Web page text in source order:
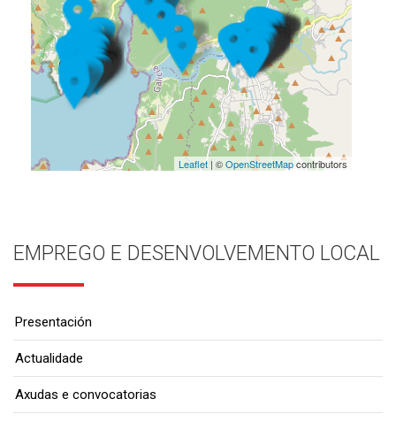
Leaflet| ©OpenStreetMapcontributors
EMPREGO E DESENVOLVEMENTO LOCAL
Presentación
Actualidade
Axudas e convocatorias